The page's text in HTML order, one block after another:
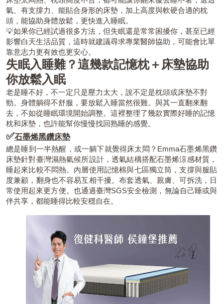
氣、有支撐力、能貼合身形的床墊，加上高度與軟硬合適的枕
頭，能協助身體放鬆，更快進入睡眠。
💡如果你已經試過很多方法，但失眠還是常常困擾你，甚至已經
影響白天生活品質，這時就建議尋求專業醫師協助，可能會比單
靠意志力更有效也更安心。
失眠入睡難？這幾款記憶枕＋床墊協助
你放鬆入眠
老是睡不好，不一定只是壓力太大，說不定是枕頭或床墊不對
勁。身體躺得不舒服，要放鬆入睡當然很難。與其一直翻來翻
去，不如從睡眠環境開始調整。這裡整理了幾款實際好睡的記憶
枕和床墊，也許能幫你慢慢找回熟睡的感覺。
✅石墨烯黑鑽床墊
總是睡到一半熱醒，或一躺下就覺得床太悶？Emma石墨烯黑鑽
床墊針對臺灣濕熱氣候所設計，透氣結構搭配石墨烯涼感材質，
睡起來比較不悶熱。內層使用記憶棉與七區獨立筒，支撐與服貼
度兼顧，翻身也不容易互相干擾。布套透氣、親膚、可拆洗，日
常使用起來更方便。也通過臺灣SGS安全檢測，無論自己睡或與
伴共享，都能睡得比較安穩自在。